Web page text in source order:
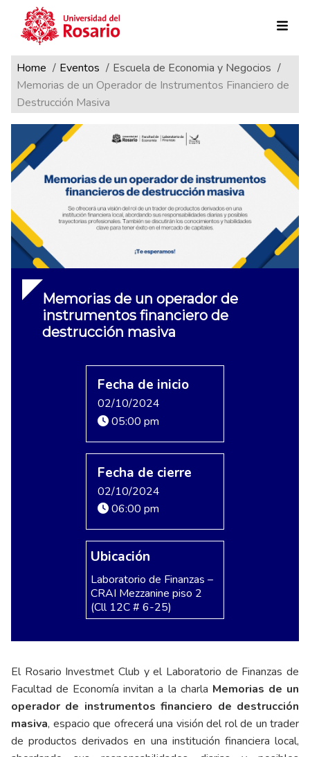
Pasar al contenido principal
Ruta de navegación
Home Eventos
Escuela de Economia y Negocios
Memorias de un Operador de Instrumentos Financiero de
Destrucción Masiva
Memorias de un operador de
instrumentos financiero de
destrucción masiva
Fecha de inicio
02/10/2024
05:00 pm
Fecha de cierre
02/10/2024
06:00 pm
Ubicación
Laboratorio de Finanzas –
CRAI Mezzanine piso 2
(Cll 12C # 6-25)
El Rosario Investmet Club y el Laboratorio de Finanzas de
Facultad de Economía invitan a la charla Memorias de un
operador de instrumentos financiero de destrucción
masiva, espacio que ofrecerá una visión del rol de un trader
de productos derivados en una institución financiera local,